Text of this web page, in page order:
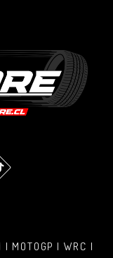
| MOTOGP | WRC |